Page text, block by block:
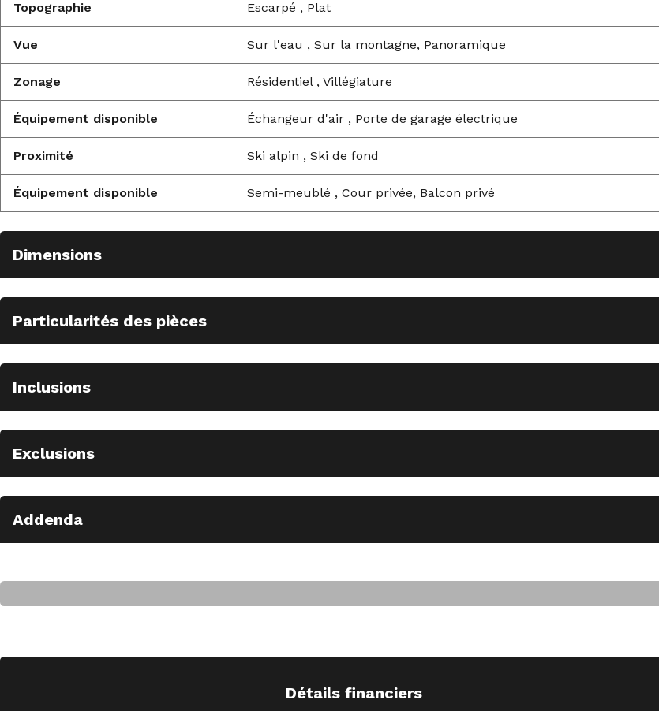
Topographie Escarpé , Plat
Vue Sur l'eau , Sur la montagne, Panoramique
Zonage Résidentiel , Villégiature
Équipement disponible Échangeur d'air , Porte de garage électrique
Proximité Ski alpin , Ski de fond
Équipement disponible Semi-meublé , Cour privée, Balcon privé
Dimensions
Particularités des pièces
Inclusions
Exclusions
Addenda
Détails financiers